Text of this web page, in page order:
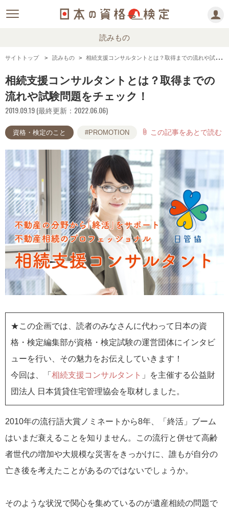
読みもの
サイトトップ 読みもの 相続支援コンサルタントとは？取得までの流れや試験問題をチェック！
相続支援コンサルタントとは？取得までの
流れや試験問題をチェック！
2019.09.19 (最終更新：2022.06.06)
資格・検定のこと #PROMOTION attach_file この記事をあとで読む
★この企画では、読者のみなさんに代わって日本の資
格・検定編集部が資格・検定試験の運営団体にインタビ
ューを行い、その魅力をお伝えしていきます！
今回は、「 相続支援コンサルタント 」を主催する公益財
団法人 日本賃貸住宅管理協会を取材しました。
2010年の流行語大賞ノミネートから8年、「終活」ブーム
はいまだ衰えることを知りません。この流行と併せて高齢
者世代の増加や大規模な災害をきっかけに、誰もが自分の
亡き後を考えたことがあるのではないでしょうか。
そのような状況で関心を集めているのが遺産相続の問題で